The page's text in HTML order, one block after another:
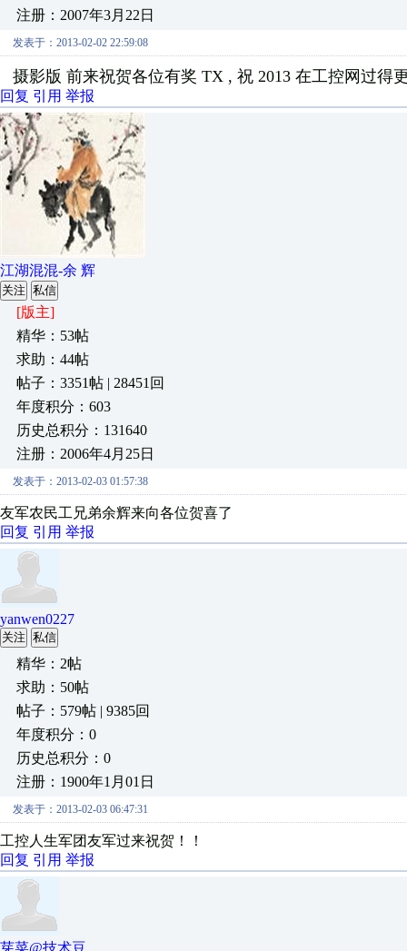
注册：2007年3月22日
发表于：2013-02-02 22:59:08
摄影版 前来祝贺各位有奖 TX , 祝 2013 在工控网过得
回复 引用 举报
江湖混混-余 辉
关注 私信
[版主]
精华：53帖
求助：44帖
帖子：3351帖 | 28451回
年度积分：603
历史总积分：131640
注册：2006年4月25日
发表于：2013-02-03 01:57:38
友军农民工兄弟余辉来向各位贺喜了
回复 引用 举报
yanwen0227
关注 私信
精华：2帖
求助：50帖
帖子：579帖 | 9385回
年度积分：0
历史总积分：0
注册：1900年1月01日
发表于：2013-02-03 06:47:31
工控人生军团友军过来祝贺！！
回复 引用 举报
芽菜@技术豆